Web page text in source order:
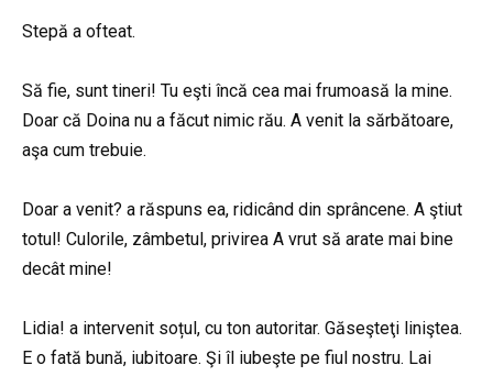
Stepă a ofteat.
Să fie, sunt tineri! Tu eşti încă cea mai frumoasă la mine.
Doar că Doina nu a făcut nimic rău. A venit la sărbătoare,
aşa cum trebuie.
Doar a venit? a răspuns ea, ridicând din sprâncene. A ştiut
totul! Culorile, zâmbetul, privirea A vrut să arate mai bine
decât mine!
Lidia! a intervenit soțul, cu ton autoritar. Găseşteţi liniştea.
E o fată bună, iubitoare. Şi îl iubeşte pe fiul nostru. Lai